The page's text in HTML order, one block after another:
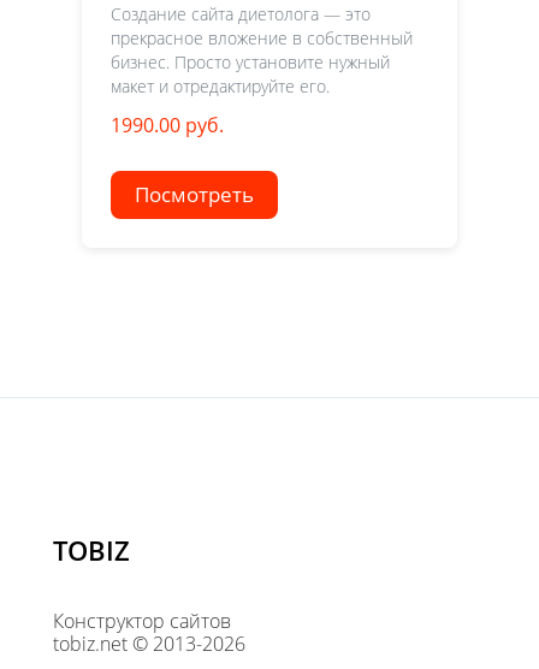
Создание сайта диетолога — это
прекрасное вложение в собственный
бизнес. Просто установите нужный
макет и отредактируйте его.
1990.00 руб.
Посмотреть
TOBIZ
Конструктор сайтов
tobiz.net © 2013-2026